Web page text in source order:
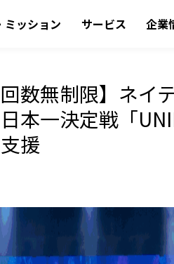
ミッション サービス 企業
回数無制限】ネ
本一決定戦「
援